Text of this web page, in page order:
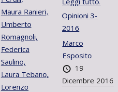
Maura Ranieri,
Umberto
Romagnoli,
Federica
Saulino,
Laura Tebano,
Lorenzo
Opinioni 3-
2016
Marco
Esposito
19
Dicembre 2016